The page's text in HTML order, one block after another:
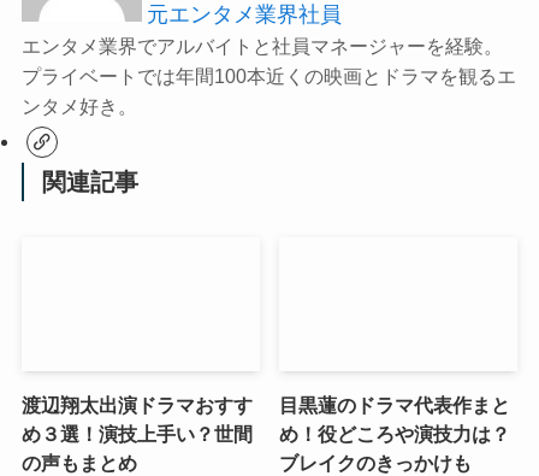
元エンタメ業界社員
エンタメ業界でアルバイトと社員マネージャーを経験。
プライベートでは年間100本近くの映画とドラマを観るエ
ンタメ好き。
関連記事
渡辺翔太出演ドラマおすす
め３選！演技上手い？世間
の声もまとめ
目黒蓮のドラマ代表作まと
め！役どころや演技力は？
ブレイクのきっかけも